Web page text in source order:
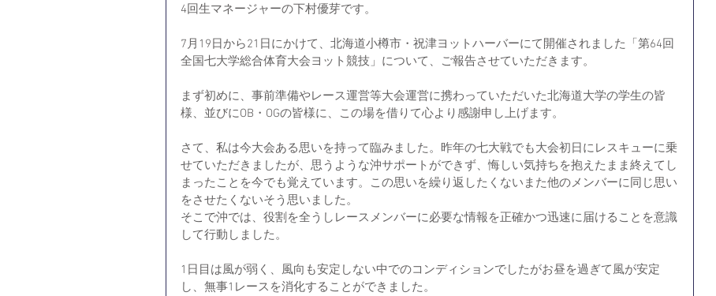
4回生マネージャーの下村優芽です。
7月19日から21日にかけて、北海道小樽市・祝津ヨットハーバーにて開催されました「第64回
全国七大学総合体育大会ヨット競技」について、ご報告させていただきます。
まず初めに、事前準備やレース運営等大会運営に携わっていただいた北海道大学の学生の皆
様、並びにOB・OGの皆様に、この場を借りて心より感謝申し上げます。
さて、私は今大会ある思いを持って臨みました。昨年の七大戦でも大会初日にレスキューに乗
せていただきましたが、思うような沖サポートができず、悔しい気持ちを抱えたまま終えてし
まったことを今でも覚えています。この思いを繰り返したくないまた他のメンバーに同じ思い
をさせたくないそう思いました。
そこで沖では、役割を全うしレースメンバーに必要な情報を正確かつ迅速に届けることを意識
して行動しました。
1日目は風が弱く、風向も安定しない中でのコンディションでしたがお昼を過ぎて風が安定
し、無事1レースを消化することができました。